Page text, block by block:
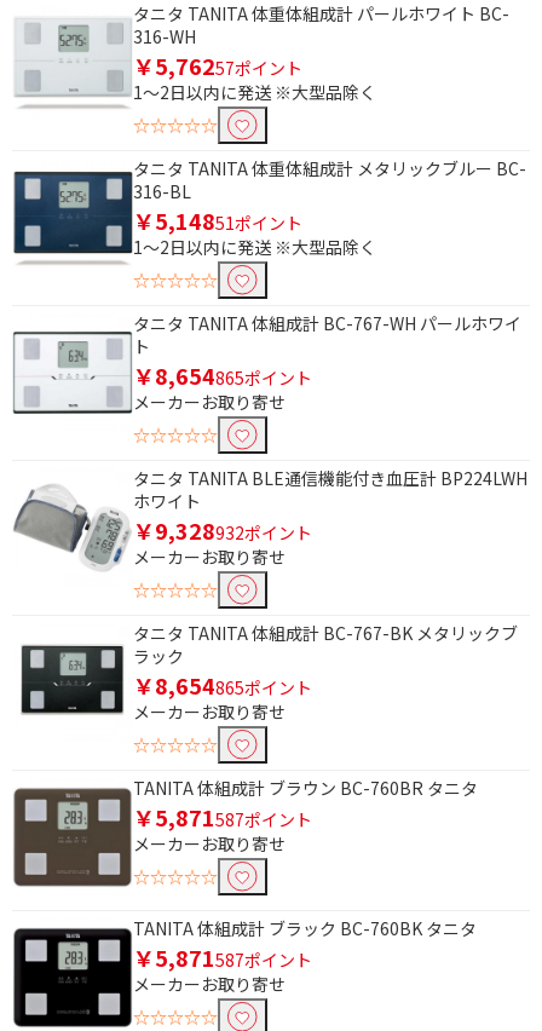
タニタ TANITA 体重体組成計 パールホワイト BC-
316-WH
￥5,76257ポイント
1～2日以内に発送 ※大型品除く
☆☆☆☆☆
タニタ TANITA 体重体組成計 メタリックブルー BC-
316-BL
￥5,14851ポイント
1～2日以内に発送 ※大型品除く
☆☆☆☆☆
タニタ TANITA 体組成計 BC-767-WH パールホワイ
ト
￥8,654865ポイント
メーカーお取り寄せ
☆☆☆☆☆
タニタ TANITA BLE通信機能付き血圧計 BP224LWH
ホワイト
￥9,328932ポイント
メーカーお取り寄せ
☆☆☆☆☆
タニタ TANITA 体組成計 BC-767-BK メタリックブ
ラック
￥8,654865ポイント
メーカーお取り寄せ
☆☆☆☆☆
TANITA 体組成計 ブラウン BC-760BR タニタ
￥5,871587ポイント
メーカーお取り寄せ
☆☆☆☆☆
TANITA 体組成計 ブラック BC-760BK タニタ
￥5,871587ポイント
メーカーお取り寄せ
☆☆☆☆☆
価格で絞り込む
円~
タイマーで絞り込む
無
Bluetooth対応で絞り込む
非対応
Bluetooth非対応
PC・スマートフォン管理機能で絞り込む
スマホ管理機能あり
有
筋肉量測定機能で絞り込む
筋肉量測定機能あり
体水分率測定機能で絞り込む
体水分率測定機能なし
基礎代謝量測定機能で絞り込む
基礎代謝量測定機能あ
内臓脂肪レベル測定機能で絞り込む
内臓脂肪レベル測定機